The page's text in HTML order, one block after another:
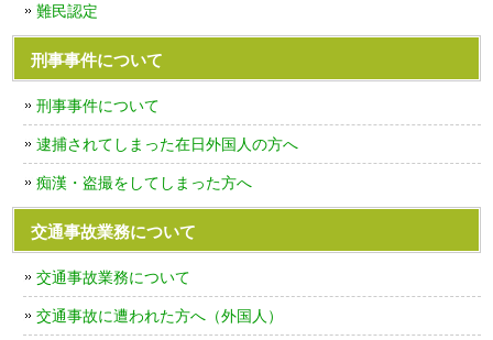
難民認定
刑事事件について
刑事事件について
逮捕されてしまった在日外国人の方へ
痴漢・盗撮をしてしまった方へ
交通事故業務について
交通事故業務について
交通事故に遭われた方へ（外国人）